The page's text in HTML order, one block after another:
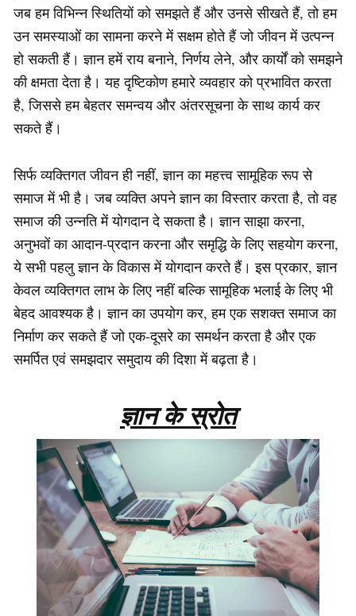
जब हम विभिन्न स्थितियों को समझते हैं और उनसे सीखते हैं, तो हम
उन समस्याओं का सामना करने में सक्षम होते हैं जो जीवन में उत्पन्न
हो सकती हैं। ज्ञान हमें राय बनाने, निर्णय लेने, और कार्यों को समझने
की क्षमता देता है। यह दृष्टिकोण हमारे व्यवहार को प्रभावित करता
है, जिससे हम बेहतर समन्वय और अंतरसूचना के साथ कार्य कर
सकते हैं।
सिर्फ व्यक्तिगत जीवन ही नहीं, ज्ञान का महत्त्व सामूहिक रूप से
समाज में भी है। जब व्यक्ति अपने ज्ञान का विस्तार करता है, तो वह
समाज की उन्नति में योगदान दे सकता है। ज्ञान साझा करना,
अनुभवों का आदान-प्रदान करना और समृद्धि के लिए सहयोग करना,
ये सभी पहलु ज्ञान के विकास में योगदान करते हैं। इस प्रकार, ज्ञान
केवल व्यक्तिगत लाभ के लिए नहीं बल्कि सामूहिक भलाई के लिए भी
बेहद आवश्यक है। ज्ञान का उपयोग कर, हम एक सशक्त समाज का
निर्माण कर सकते हैं जो एक-दूसरे का समर्थन करता है और एक
समर्पित एवं समझदार समुदाय की दिशा में बढ़ता है।
ज्ञान के स्रोत